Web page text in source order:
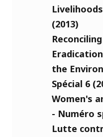
(2013)
the
Spécial 6
Women's
- Numéro
Lutte